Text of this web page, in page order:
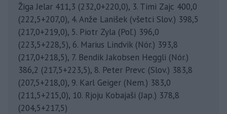
Žiga Jelar 411,3 (232,0+220,0), 3. Timi Zajc 400,0
(222,5+207,0), 4. Anže Lanišek (všetci Slov.) 398,5
(217,0+219,0), 5. Piotr Zyla (Poľ.) 396,0
(223,5+228,5), 6. Marius Lindvik (Nór.) 393,8
(217,0+218,5), 7. Bendik Jakobsen Heggli (Nór.)
386,2 (217,5+223,5), 8. Peter Prevc (Slov.) 383,8
(207,5+218,0), 9. Karl Geiger (Nem.) 383,0
(211,5+215,0), 10. Rjoju Kobajaši (Jap.) 378,8
(204,5+217,5)